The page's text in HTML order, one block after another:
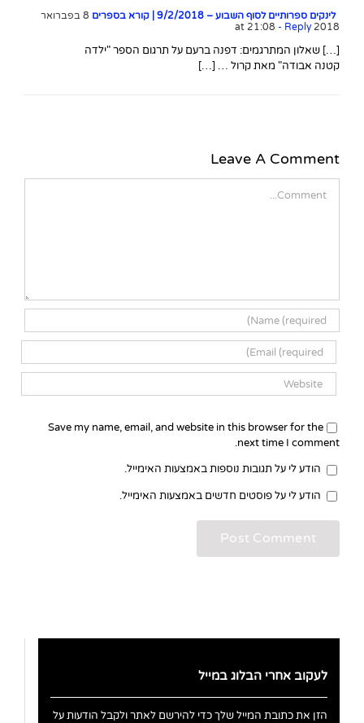
לינקים ספרותיים לסוף השבוע – 9/2/2018 | קורא בספרים
8 בפברואר
2018 at 21:08
- Reply
[…] שאלון המתרגמים: דפנה ברעם על תרגום הספר "ילדה
קטנה אבודה" מאת קרול … […]
Leave A Comment
Save my name, email, and website in this browser for the
next time I comment.
הודע לי על תגובות נוספות באמצעות האימייל.
הודע לי על פוסטים חדשים באמצעות האימייל.
לעקוב אחרי הבלוג במייל
הזן את כתובת המייל שלך כדי להירשם לאתר ולקבל הודעות על